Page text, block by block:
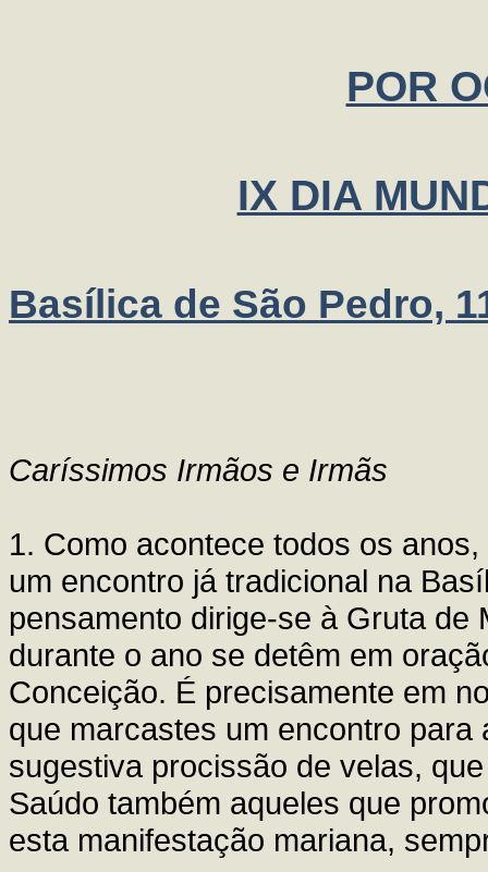
POR
IX DIA
Basílica de São Pedro,
Caríssimos Irmãos e Irmãs
1. Como acontece todos os
um encontro já tradicional na
pensamento dirige-se à Gruta
durante o ano se detêm em
Conceição. É precisamente em
que marcastes um encontro
sugestiva procissão de velas,
Saúdo também aqueles que
esta manifestação mariana,